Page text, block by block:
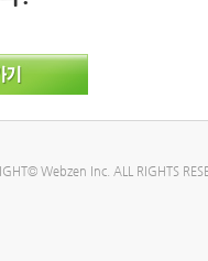
Webzen Inc. ALL RIGHTS